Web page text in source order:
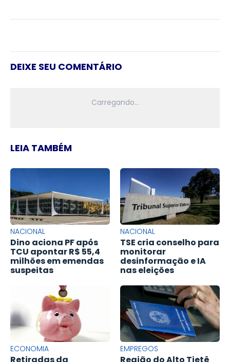
DEIXE SEU COMENTÁRIO
LEIA TAMBÉM
NACIONAL
Dino aciona PF após
TCU apontar R$ 55,4
milhões em emendas
suspeitas
NACIONAL
TSE cria conselho para
monitorar
desinformação e IA
nas eleições
ECONOMIA EMPREGOS